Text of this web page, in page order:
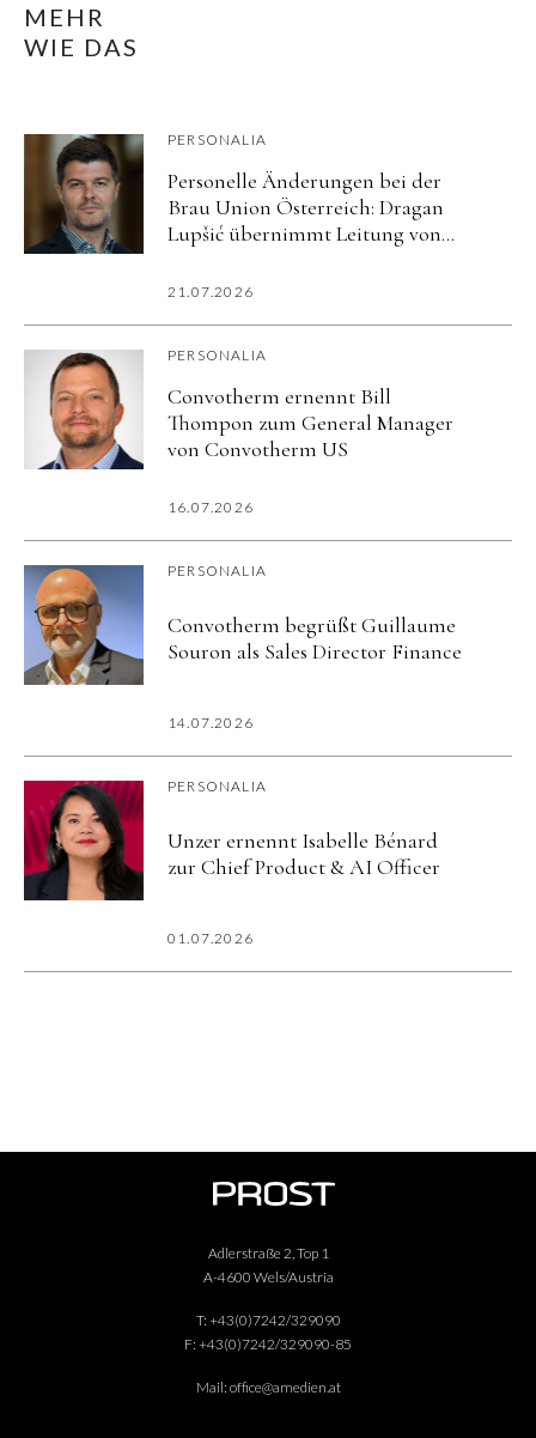
MEHR
WIE DAS
PERSONALIA
Personelle Änderungen bei der
Brau Union Österreich: Dragan
Lupšić übernimmt Leitung von
21.07.2026
PERSONALIA
Convotherm ernennt Bill
Thompon zum General Manager
von Convotherm US
16.07.2026
PERSONALIA
Convotherm begrüßt Guillaume
Souron als Sales Director Finance
14.07.2026
PERSONALIA
Unzer ernennt Isabelle Bénard
zur Chief Product & AI Officer
01.07.2026
Adlerstraße 2, Top 1
A-4600 Wels/Austria
T: +43(0)7242/329090
F: +43(0)7242/329090-85
Mail: office@amedien.at